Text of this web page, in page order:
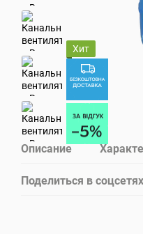
Хит
Описание
Поделиться в соцсетях